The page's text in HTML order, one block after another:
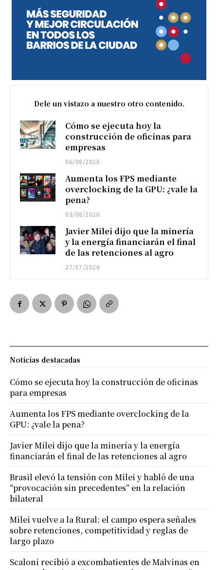
Dele un vistazo a nuestro otro contenido.
Cómo se ejecuta hoy la
construcción de oficinas para
empresas
06/08/2026
Aumenta los FPS mediante
overclocking de la GPU: ¿vale la
pena?
03/08/2026
Javier Milei dijo que la minería
y la energía financiarán el final
de las retenciones al agro
27/07/2026
Noticias destacadas
Cómo se ejecuta hoy la construcción de oficinas
para empresas
Aumenta los FPS mediante overclocking de la
GPU: ¿vale la pena?
Javier Milei dijo que la minería y la energía
financiarán el final de las retenciones al agro
Brasil elevó la tensión con Milei y habló de una
“provocación sin precedentes” en la relación
bilateral
Milei vuelve a la Rural: el campo espera señales
sobre retenciones, competitividad y reglas de
largo plazo
Scaloni recibió a excombatientes de Malvinas en